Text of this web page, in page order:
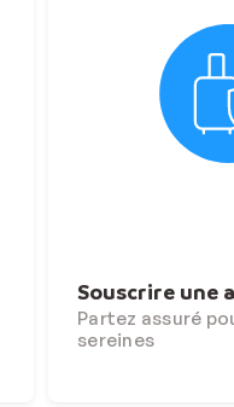
Souscrire une
Partez assuré
sereines